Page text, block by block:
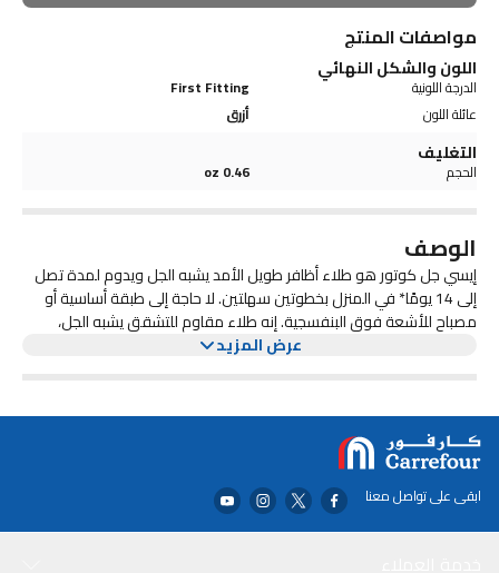
مواصفات المنتج
اللون والشكل النهائي
الدرجة اللونية
First Fitting
عائلة اللون
أزرق
التغليف
الحجم 0.46 oz
الوصف
إيسي جل كوتور هو طلاء أظافر طويل الأمد يشبه الجل ويدوم لمدة تصل
إلى 14 يومًا* في المنزل بخطوتين سهلتين. لا حاجة إلى طبقة أساسية أو
مصباح للأشعة فوق البنفسجية. إنه طلاء مقاوم للتشقق يشبه الجل،
ولكنه يمكن إزالته مثل الطلاء العادي. تتميز بفرشاة ذات جذع دوامي
عرض المزيد
ابقى على تواصل معنا